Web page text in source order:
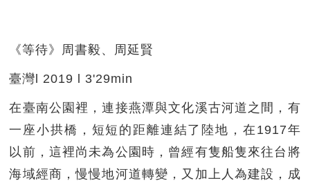
《等待》周書毅、周延賢
臺灣l 2019 l 3'29min
在臺南公園裡，連接燕潭與文化溪古河道之間，有
一座小拱橋，短短的距離連結了陸地，在1917年
以前，這裡尚未為公園時，曾經有隻船隻來往台將
海域經商，慢慢地河道轉變，又加上人為建設，成